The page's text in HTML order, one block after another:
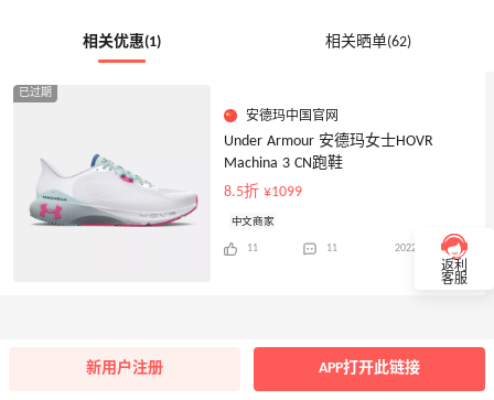
相关优惠(1) 相关晒单(62)
已过期
安德玛中国官网
Under Armour 安德玛女士HOVR
Machina 3 CN跑鞋
8.5折 ¥1099
中文商家
11 11 2022年06月19日
返利
客服
新用户注册 APP打开此链接